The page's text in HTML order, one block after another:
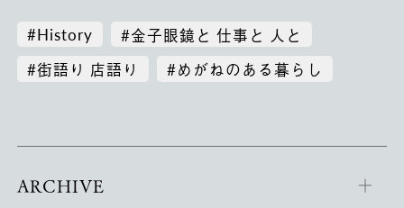
#History
#金子眼鏡と 仕事と 人と
#街語り 店語り
#めがねのある暮らし
ARCHIVE